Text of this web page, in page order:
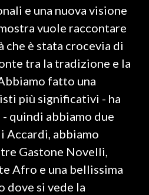
e una nuova visione
vuole raccontare
che è stata crocevia di
tra la tradizione e la
fatto una
più significativi - ha
quindi abbiamo due
Accardi, abbiamo
Gastone Novelli,
Afro e una bellissima
dove si vede la